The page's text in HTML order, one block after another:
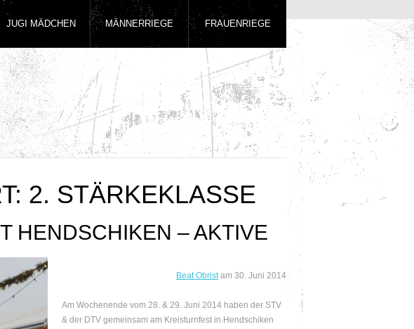
JUGI MÄDCHEN MÄNNERRIEGE FRAUENRIEGE
2. STÄRKEKLASSE
HENDSCHIKEN – AKTIVE
Beat Obristam 30. Juni 2014
Am Wochenende vom 28. & 29. Juni 2014 haben der STV
& der DTV gemeinsam am Kreisturnfest in Hendschiken